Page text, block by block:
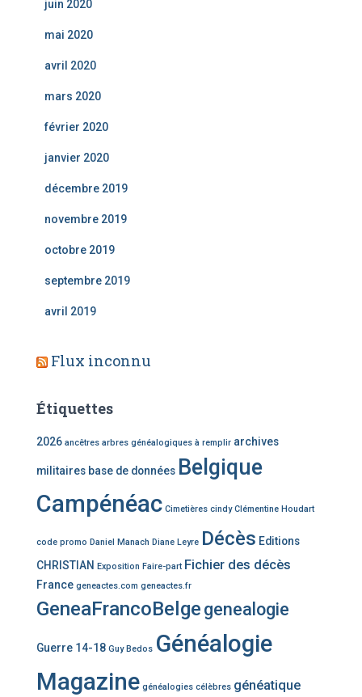
juin 2020
mai 2020
avril 2020
mars 2020
février 2020
janvier 2020
décembre 2019
novembre 2019
octobre 2019
septembre 2019
avril 2019
Flux inconnu
Étiquettes
2026 ancêtres arbres généalogiques à remplir archives
militaires base de données Belgique
Campénéac Cimetières cindy Clémentine Houdart
code promo Daniel Manach Diane Leyre Décès Editions
CHRISTIAN
Exposition Faire-part Fichier des décès
France geneactes.com geneactes.fr
GeneaFrancoBelge genealogie
Guerre 14-18 Guy Bedos Généalogie
Magazine généalogies célèbres généatique